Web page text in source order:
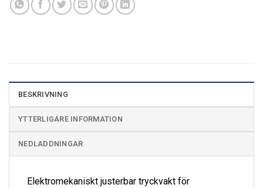
BESKRIVNING
YTTERLIGARE INFORMATION
NEDLADDNINGAR
Elektromekaniskt justerbar tryckvakt för